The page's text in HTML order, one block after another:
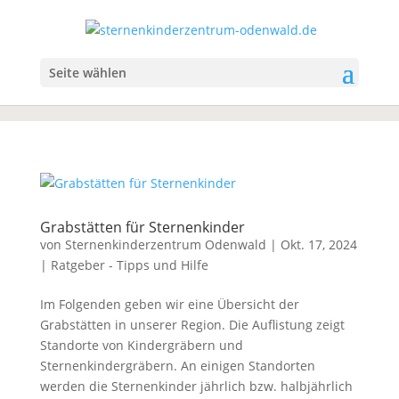
Seite wählen
Grabstätten für Sternenkinder
von Sternenkinderzentrum Odenwald | Okt. 17, 2024
| Ratgeber - Tipps und Hilfe
Im Folgenden geben wir eine Übersicht der
Grabstätten in unserer Region. Die Auflistung zeigt
Standorte von Kindergräbern und
Sternenkindergräbern. An einigen Standorten
werden die Sternenkinder jährlich bzw. halbjährlich